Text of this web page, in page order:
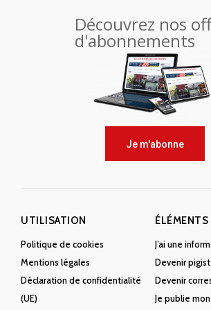
Découvrez nos
d'abonnements
Je m'abonne
UTILISATION
Politique de cookies
Mentions légales
Déclaration de confidentialité
(UE)
ÉLÉMENTS
J’ai une
Devenir
Devenir
Je publie